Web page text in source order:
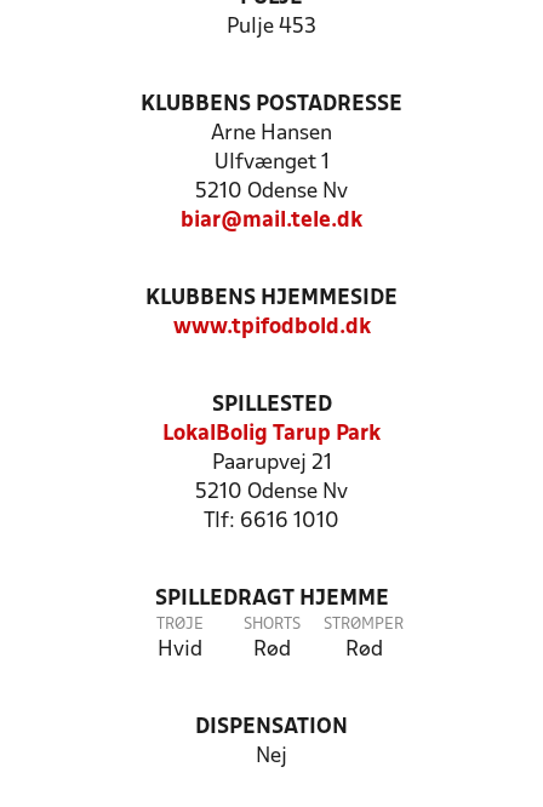
Pulje 453
KLUBBENS POSTADRESSE
Arne Hansen
Ulfvænget 1
5210 Odense Nv
biar@mail.tele.dk
KLUBBENS HJEMMESIDE
www.tpifodbold.dk
SPILLESTED
LokalBolig Tarup Park
Paarupvej 21
5210 Odense Nv
Tlf: 6616 1010
SPILLEDRAGT HJEMME
TRØJE
Hvid
SHORTS
Rød
STRØMPER
Rød
DISPENSATION
Nej